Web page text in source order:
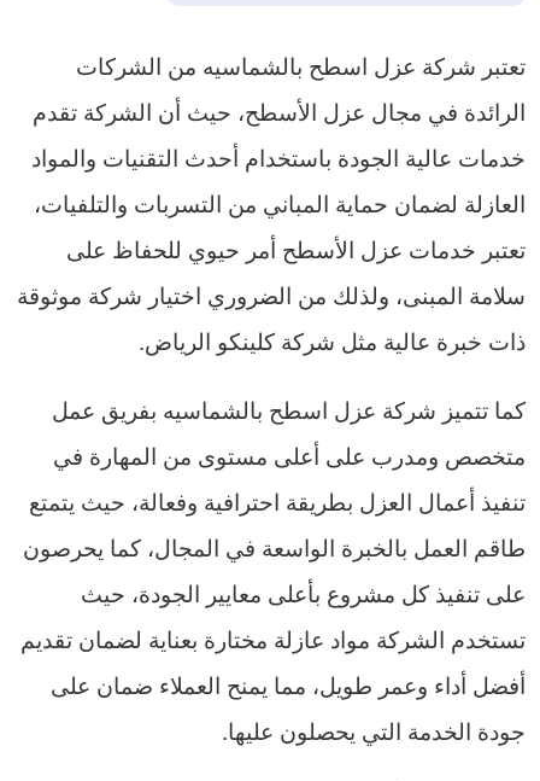
تعتبر شركة عزل اسطح بالشماسيه من الشركات
الرائدة في مجال عزل الأسطح، حيث أن الشركة تقدم
خدمات عالية الجودة باستخدام أحدث التقنيات والمواد
العازلة لضمان حماية المباني من التسربات والتلفيات،
تعتبر خدمات عزل الأسطح أمر حيوي للحفاظ على
سلامة المبنى، ولذلك من الضروري اختيار شركة موثوقة
ذات خبرة عالية مثل شركة كلينكو الرياض.
كما تتميز شركة عزل اسطح بالشماسيه بفريق عمل
متخصص ومدرب على أعلى مستوى من المهارة في
تنفيذ أعمال العزل بطريقة احترافية وفعالة، حيث يتمتع
طاقم العمل بالخبرة الواسعة في المجال، كما يحرصون
على تنفيذ كل مشروع بأعلى معايير الجودة، حيث
تستخدم الشركة مواد عازلة مختارة بعناية لضمان تقديم
أفضل أداء وعمر طويل، مما يمنح العملاء ضمان على
جودة الخدمة التي يحصلون عليها.